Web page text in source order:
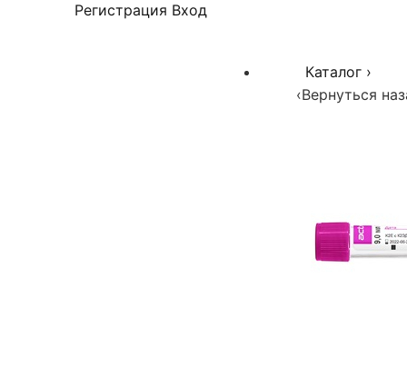
Регистрация Вход
Каталог ›
‹Вернуться